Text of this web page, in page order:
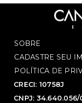
SOBRE
CADASTRE SEU
POLÍTICA DE
CRECI: 10758J
CNPJ: